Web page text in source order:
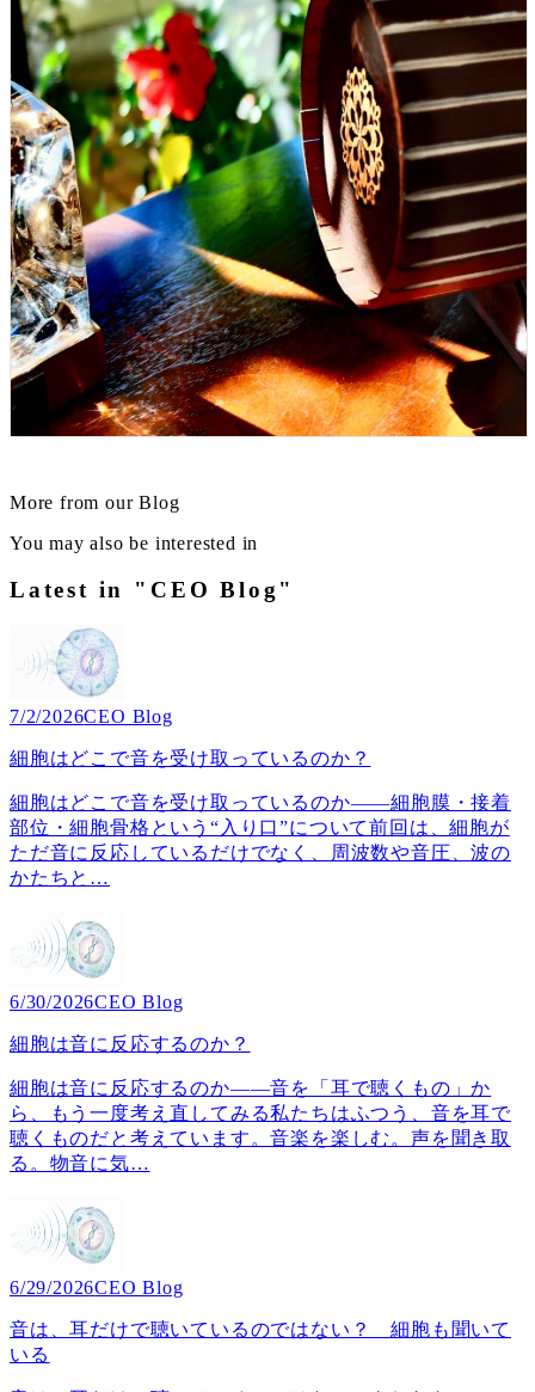
More from our Blog
You may also be interested in
Latest in "CEO Blog"
7/2/2026CEO Blog
細胞はどこで音を受け取っているのか？
細胞はどこで音を受け取っているのか――細胞膜・接着
部位・細胞骨格という“入り口”について前回は、細胞が
ただ音に反応しているだけでなく、周波数や音圧、波の
かたちと …
6/30/2026CEO Blog
細胞は音に反応するのか？
細胞は音に反応するのか――音を「耳で聴くもの」か
ら、もう一度考え直してみる私たちはふつう、音を耳で
聴くものだと考えています。音楽を楽しむ。声を聞き取
る。物音に気…
6/29/2026CEO Blog
音は、耳だけで聴いているのではない？ 細胞も聞いて
いる